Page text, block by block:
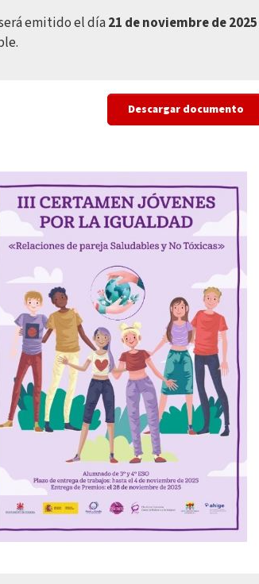
emitido el día21 de noviembre de 2025
Descargar documento